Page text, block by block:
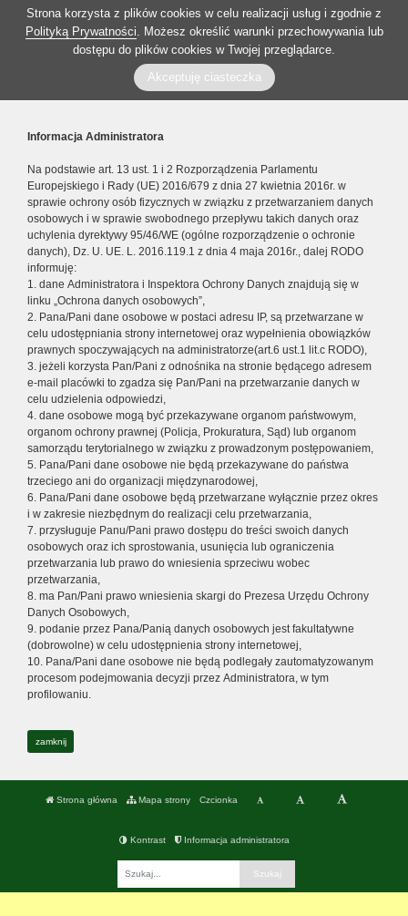
Strona korzysta z plików cookies w celu realizacji usług i zgodnie z
Polityką Prywatności. Możesz określić warunki przechowywania lub
dostępu do plików cookies w Twojej przeglądarce.
Akceptuję ciasteczka
Informacja Administratora
Na podstawie art. 13 ust. 1 i 2 Rozporządzenia Parlamentu
Europejskiego i Rady (UE) 2016/679 z dnia 27 kwietnia 2016r. w
sprawie ochrony osób fizycznych w związku z przetwarzaniem danych
osobowych i w sprawie swobodnego przepływu takich danych oraz
uchylenia dyrektywy 95/46/WE (ogólne rozporządzenie o ochronie
danych), Dz. U. UE. L. 2016.119.1 z dnia 4 maja 2016r., dalej RODO
informuję:
1. dane Administratora i Inspektora Ochrony Danych znajdują się w
linku „Ochrona danych osobowych”,
2. Pana/Pani dane osobowe w postaci adresu IP, są przetwarzane w
celu udostępniania strony internetowej oraz wypełnienia obowiązków
prawnych spoczywających na administratorze(art.6 ust.1 lit.c RODO),
3. jeżeli korzysta Pan/Pani z odnośnika na stronie będącego adresem
e-mail placówki to zgadza się Pan/Pani na przetwarzanie danych w
celu udzielenia odpowiedzi,
4. dane osobowe mogą być przekazywane organom państwowym,
organom ochrony prawnej (Policja, Prokuratura, Sąd) lub organom
samorządu terytorialnego w związku z prowadzonym postępowaniem,
5. Pana/Pani dane osobowe nie będą przekazywane do państwa
trzeciego ani do organizacji międzynarodowej,
6. Pana/Pani dane osobowe będą przetwarzane wyłącznie przez okres
i w zakresie niezbędnym do realizacji celu przetwarzania,
7. przysługuje Panu/Pani prawo dostępu do treści swoich danych
osobowych oraz ich sprostowania, usunięcia lub ograniczenia
przetwarzania lub prawo do wniesienia sprzeciwu wobec
przetwarzania,
8. ma Pan/Pani prawo wniesienia skargi do Prezesa Urzędu Ochrony
Danych Osobowych,
9. podanie przez Pana/Panią danych osobowych jest fakultatywne
(dobrowolne) w celu udostępnienia strony internetowej,
10. Pana/Pani dane osobowe nie będą podlegały zautomatyzowanym
procesom podejmowania decyzji przez Administratora, w tym
profilowaniu.
zamknij
Strona główna Mapa strony Czcionka
Kontrast Informacja administratora